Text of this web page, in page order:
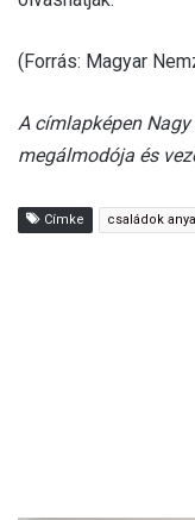
(Forrás: Magyar
A címlapképen
megálmodója és
Címke családok